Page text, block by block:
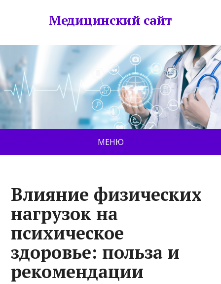
Медицинский сайт
МЕНЮ
Влияние физических
нагрузок на
психическое
здоровье: польза и
рекомендации